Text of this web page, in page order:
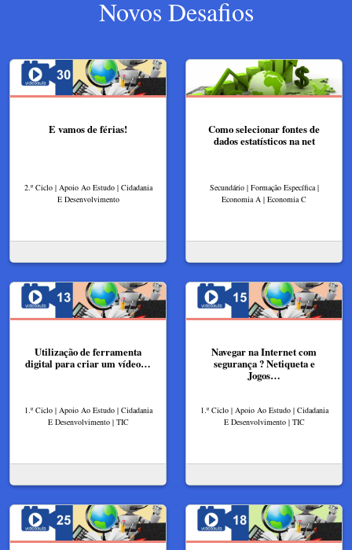
Novos Desafios
E vamos de férias!
2.º Ciclo | Apoio Ao Estudo | Cidadania
E Desenvolvimento
Como selecionar fontes de
dados estatísticos na net
Secundário | Formação Específica |
Economia A | Economia C
Utilização de ferramenta
digital para criar um vídeo…
1.º Ciclo | Apoio Ao Estudo | Cidadania
E Desenvolvimento | TIC
Navegar na Internet com
segurança ? Netiqueta e
Jogos…
1.º Ciclo | Apoio Ao Estudo | Cidadania
E Desenvolvimento | TIC